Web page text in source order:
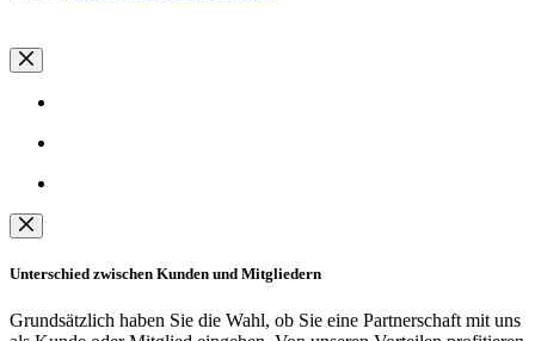
Unterschied zwischen Kunden und Mitgliedern
Grundsätzlich haben Sie die Wahl, ob Sie eine Partnerschaft mit uns